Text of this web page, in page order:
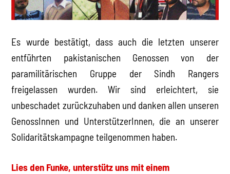
Es wurde bestätigt, dass auch die letzten unserer
entführten pakistanischen Genossen von der
paramilitärischen Gruppe der Sindh Rangers
freigelassen wurden. Wir sind erleichtert, sie
unbeschadet zurückzuhaben und danken allen unseren
GenossInnen und UnterstützerInnen, die an unserer
Solidaritätskampagne teilgenommen haben.
Lies den Funke, unterstütz uns mit einem